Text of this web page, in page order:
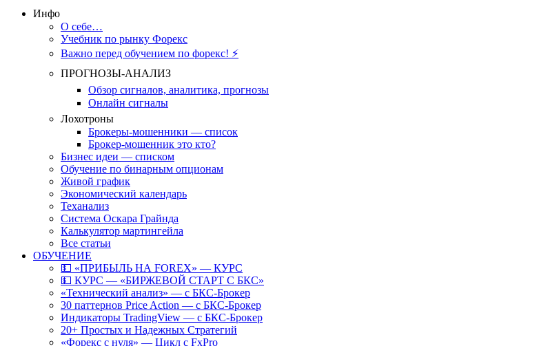
Инфо
О себе…
Учебник по рынку Форекс
Важно перед обучением по форекс! ⚡
ПРОГНОЗЫ-АНАЛИЗ
Обзор сигналов, аналитика, прогнозы
Онлайн сигналы
Лохотроны
Брокеры-мошенники — список
Брокер-мошенник это кто?
Бизнес идеи — списком
Обучение по бинарным опционам
Живой график
Экономический календарь
Теханализ
Система Оскара Грайнда
Калькулятор мартингейла
Все статьи
ОБУЧЕНИЕ
💵 «ПРИБЫЛЬ НА FOREX» — КУРС
💵 КУРС — «БИРЖЕВОЙ СТАРТ С БКС»
«Технический анализ» — с БКС-Брокер
30 паттернов Price Action — с БКС-Брокер
Индикаторы TradingView — с БКС-Брокер
20+ Простых и Надежных Стратегий
«Форекс с нуля» — Цикл с FxPro